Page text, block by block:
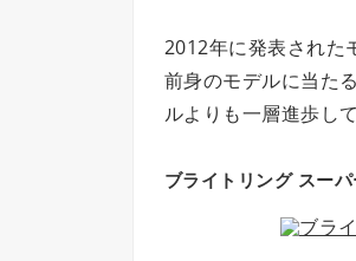
2012年に発表された
前身のモデルに当た
ルよりも一層進歩し
ブライトリング スー